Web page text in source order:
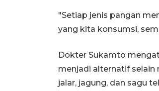
"Setiap jenis pangan
yang kita konsumsi,
Dokter Sukamto
menjadi alternatif selain
jalar, jagung, dan sagu